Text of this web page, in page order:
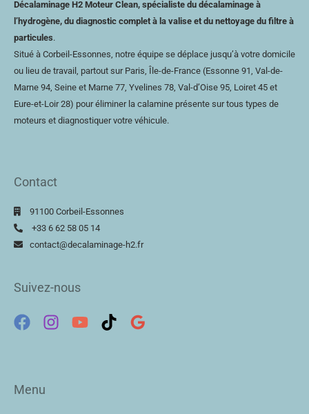
Décalaminage H2 Moteur Clean, spécialiste du décalaminage à
l’hydrogène, du diagnostic complet à la valise et du nettoyage du filtre à
particules.
Situé à Corbeil-Essonnes, notre équipe se déplace jusqu’à votre domicile
ou lieu de travail, partout sur Paris, Île-de-France (Essonne 91, Val-de-
Marne 94, Seine et Marne 77, Yvelines 78, Val-d’Oise 95, Loiret 45 et
Eure-et-Loir28) pour éliminer la calamine présente sur tous types de
moteurs et diagnostiquer votre véhicule.
Contact
91100 Corbeil-Essonnes
+33 6 62 58 05 14
contact@decalaminage-h2.fr
Suivez-nous
Menu